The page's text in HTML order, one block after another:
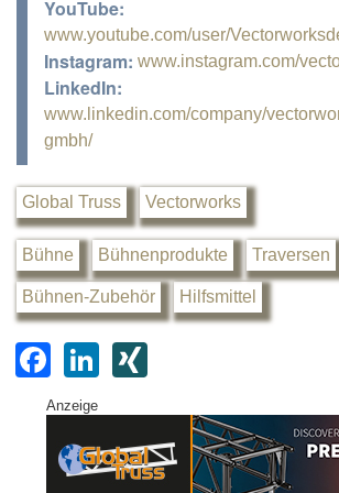
YouTube:
www.youtube.com/user/
Instagram: www.instagram.com/
LinkedIn:
www.linkedin.com/company/
gmbh/
Global Truss Vectorworks
Bühne Bühnenprodukte Traversen
Bühnen-Zubehör Hilfsmittel
F
a
c
e
Li
k
e
G
Anzeige